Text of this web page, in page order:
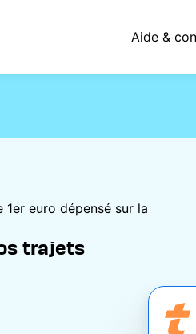
Aide &
euro dépensé sur la
trajets